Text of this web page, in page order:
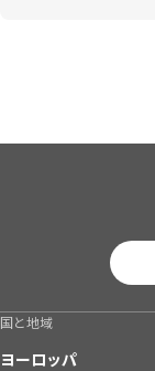
国と地域
ヨーロッパ